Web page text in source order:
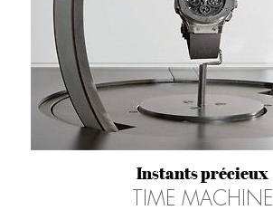
Instants précieux
TIME MACHINE